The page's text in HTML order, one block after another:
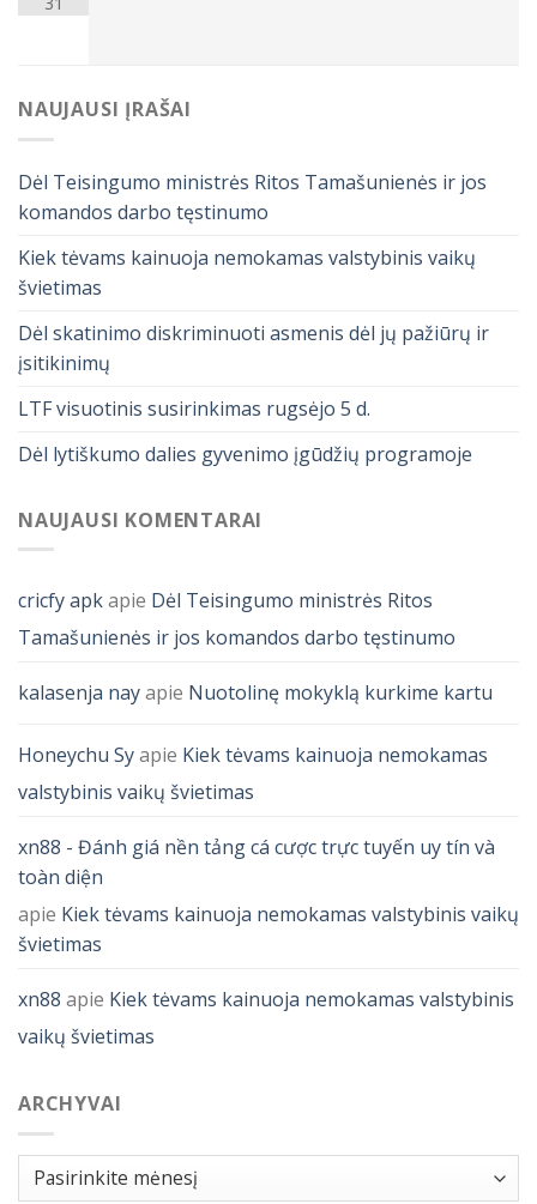
NAUJAUSI ĮRAŠAI
Dėl Teisingumo ministrės Ritos Tamašunienės ir jos
komandos darbo tęstinumo
Kiek tėvams kainuoja nemokamas valstybinis vaikų
švietimas
Dėl skatinimo diskriminuoti asmenis dėl jų pažiūrų ir
įsitikinimų
LTF visuotinis susirinkimas rugsėjo 5 d.
Dėl lytiškumo dalies gyvenimo įgūdžių programoje
NAUJAUSI KOMENTARAI
cricfy apkapie Dėl Teisingumo ministrės Ritos
Tamašunienės ir jos komandos darbo tęstinumo
kalasenja nayapie Nuotolinę mokyklą kurkime kartu
Honeychu Syapie Kiek tėvams kainuoja nemokamas
valstybinis vaikų švietimas
xn88 - Đánh giá nền tảng cá cược trực tuyến uy tín và
toàn diện
apie Kiek tėvams kainuoja nemokamas valstybinis vaikų
švietimas
xn88 apie Kiek tėvams kainuoja nemokamas valstybinis
vaikų švietimas
ARCHYVAI
Archyvai